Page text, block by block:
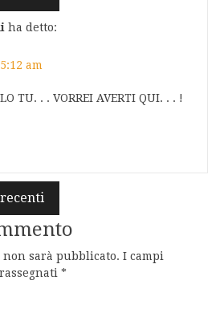
ha detto:
am
TU. . . VORREI AVERTI QUI. . . !
sarà pubblicato. I campi
*